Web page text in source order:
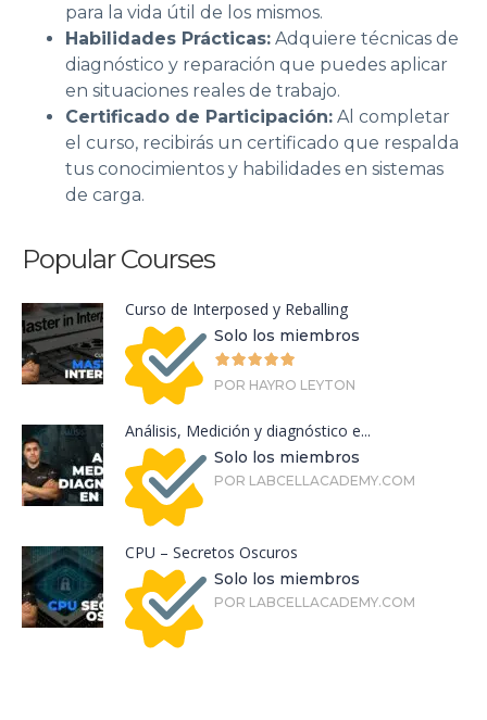
para la vida útil de los mismos.
Habilidades Prácticas: Adquiere técnicas de
diagnóstico y reparación que puedes aplicar
en situaciones reales de trabajo.
Certificado de Participación: Al completar
el curso, recibirás un certificado que respalda
tus conocimientos y habilidades en sistemas
de carga.
Popular Courses
Curso de Interposed y Reballing
Solo los miembros
POR HAYRO LEYTON
Análisis, Medición y diagnóstico e...
Solo los miembros
POR LABCELLACADEMY.COM
CPU – Secretos Oscuros
Solo los miembros
POR LABCELLACADEMY.COM